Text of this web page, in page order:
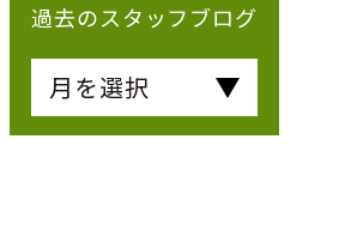
過去のスタッフブログ
月を選択